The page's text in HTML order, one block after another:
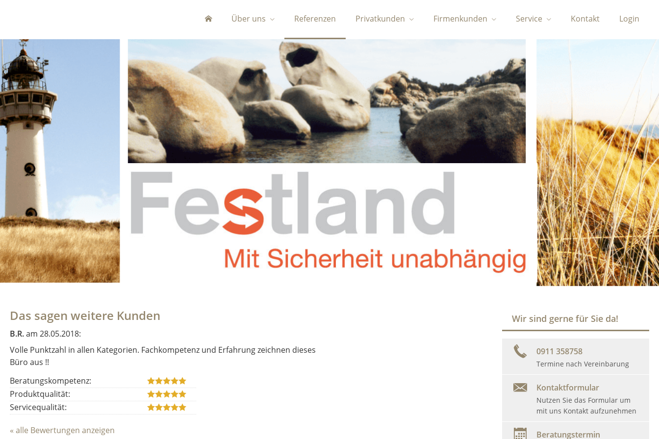
Über uns Referenzen Privatkunden Firmenkunden Service Kontakt Login
Wir sind gerne für Sie da!
0911 358758
Termine nach Vereinbarung
Kontaktformular
Nutzen Sie das Formular um
mit uns Kontakt aufzunehmen
Beratungstermin
Das sagen weitere Kunden
B.R.am 28.05.2018:
Volle Punktzahl in allen Kategorien. Fachkompetenz und Erfahrung zeichnen dieses
Büro aus !!
Beratungskompetenz:
Produktqualität:
Servicequalität:
« alle Bewertungen anzeigen